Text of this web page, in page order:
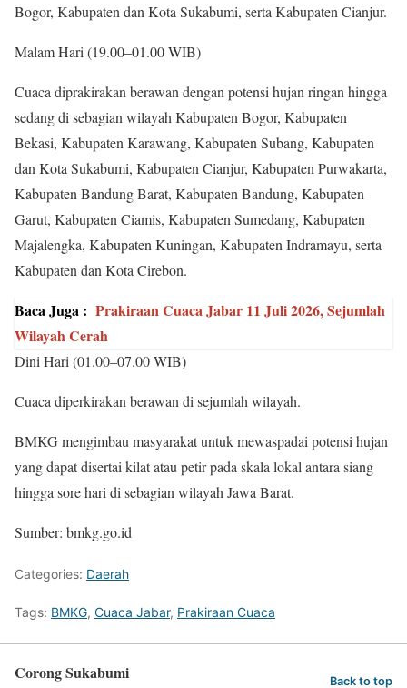
Bogor, Kabupaten dan Kota Sukabumi, serta Kabupaten Cianjur.
Malam Hari (19.00–01.00 WIB)
Cuaca diprakirakan berawan dengan potensi hujan ringan hingga
sedang di sebagian wilayah Kabupaten Bogor, Kabupaten
Bekasi, Kabupaten Karawang, Kabupaten Subang, Kabupaten
dan Kota Sukabumi, Kabupaten Cianjur, Kabupaten Purwakarta,
Kabupaten Bandung Barat, Kabupaten Bandung, Kabupaten
Garut, Kabupaten Ciamis, Kabupaten Sumedang, Kabupaten
Majalengka, Kabupaten Kuningan, Kabupaten Indramayu, serta
Kabupaten dan Kota Cirebon.
Baca Juga : Prakiraan Cuaca Jabar 11 Juli 2026, Sejumlah
Wilayah Cerah
Dini Hari (01.00–07.00 WIB)
Cuaca diperkirakan berawan di sejumlah wilayah.
BMKG mengimbau masyarakat untuk mewaspadai potensi hujan
yang dapat disertai kilat atau petir pada skala lokal antara siang
hingga sore hari di sebagian wilayah Jawa Barat.
Sumber: bmkg.go.id
Categories: Daerah
Tags: BMKG, Cuaca Jabar, Prakiraan Cuaca
Corong Sukabumi Back to top